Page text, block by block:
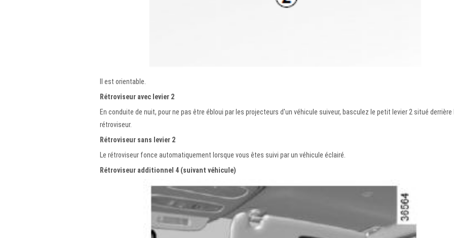
Il est orientable.
Rétroviseur avec levier 2
En conduite de nuit, pour ne pas être ébloui par les projecteurs d'un véhicule suiveur, basculez le petit levier 2 situé derrière
rétroviseur.
Rétroviseur sans levier 2
Le rétroviseur fonce automatiquement lorsque vous êtes suivi par un véhicule éclairé.
Rétroviseur additionnel 4 (suivant véhicule)